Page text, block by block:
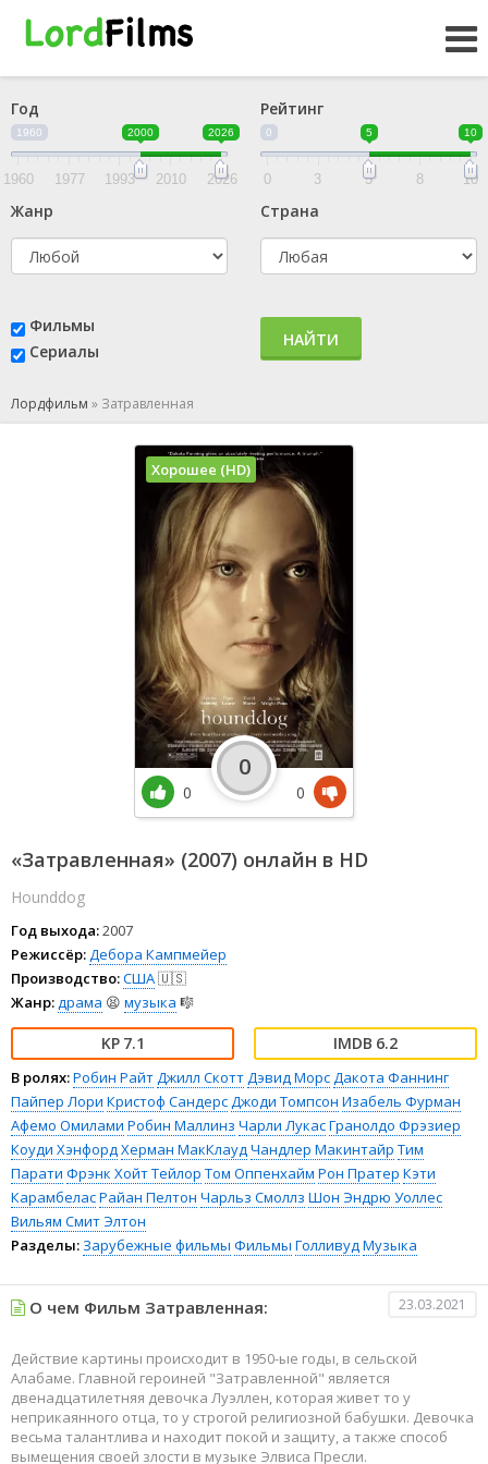
Год
1960 2000 2026
1960 1977 1993 2010 2026
Рейтинг
0 5 10
0 3 5 8 10
Жанр Страна
Фильмы
Сериалы
НАЙТИ
Лордфильм » Затравленная
«Затравленная» (2007) онлайн в HD
Hounddog
Год выхода:2007
Режиссёр: Дебора Кампмейер
Производство:США🇺🇸
Жанр: драма 😫 музыка 🎼
7.1 6.2
В ролях:Робин Райт Джилл Скотт Дэвид Морс Дакота Фаннинг
Пайпер Лори Кристоф Сандерс Джоди Томпсон Изабель Фурман
Афемо Омилами Робин Маллинз Чарли ЛукасГранолдо Фрэзиер
Коуди Хэнфорд Херман МакКлауд Чандлер Макинтайр Тим
Парати Фрэнк Хойт Тейлор Том Оппенхайм Рон Пратер Кэти
КарамбеласРайан Пелтон Чарльз Смоллз Шон Эндрю Уоллес
Вильям Смит Элтон
Разделы: Зарубежные фильмы Фильмы Голливуд Музыка
Хорошее (HD)
0
0
0
О чем Фильм Затравленная: 23.03.2021
Действие картины происходит в 1950-ые годы, в сельской
Алабаме. Главной героиней "Затравленной" является
двенадцатилетняя девочка Луэллен, которая живет то у
неприкаянного отца, то у строгой религиозной бабушки. Девочка
весьма талантлива и находит покой и защиту, а также способ
вымещения своей злости в музыке Элвиса Пресли.